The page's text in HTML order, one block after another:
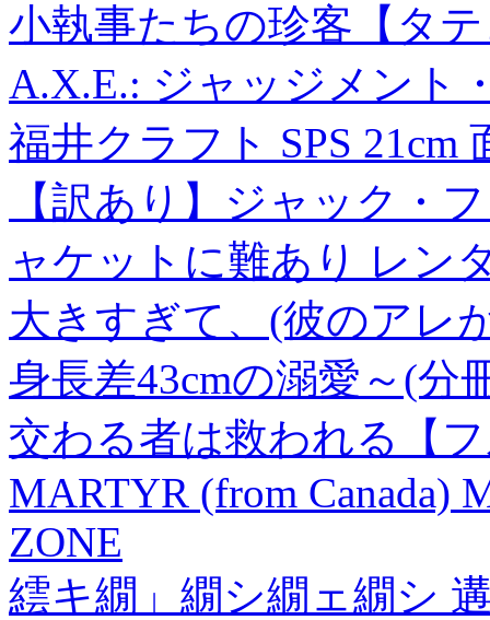
小執事たちの珍客【タ
A.X.E.: ジャッジメント
福井クラフト SPS 21cm
【訳あり】ジャック・
ャケットに難あり レン
大きすぎて、(彼のアレ
身長差43cmの溺愛～(分
交わる者は救われる【
MARTYR (from Canada)
ZONE
繧キ繝」繝シ繝ェ繝シ